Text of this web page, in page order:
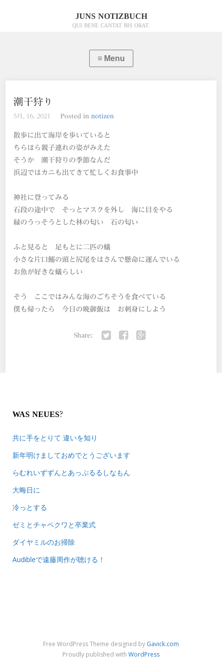
JUNS NOTIZBUCH
QUI BENE CANTAT BIS ORAT.
潮干狩り
5月, 16, 2021 Posted innotizen
散歩に出て海岸を歩いていると
ちらほら親子連れの姿がみえた
そうか 潮干狩りの季節なんだ
浜辺ではカニも出てきて忙しくお食事中
神社に登ってみる
石段の途中で そっとマスクを外し 海に目をやる
緑のうっそうとした林の匂い 石の匂い
ふと見ると 足もとに二匹の蟻
小さな片口鰯の頭と尻尾をはさんで懸命に運んでいる
お魚が好きな蟻らしい
そう ここではみんな海のごちそうを食べている
僕も帰ったら 今日の晩御飯は お刺身にしよう
Share:
WAS NEUES?
共に手をとりて 違いを知り
新年明けましておめでとうございます
らむれいずずんとあっぷるるしなもん
大晦日に
冷っとする
ゼミとチャペクワと卒業式
ダイヤミルのお掃除
Audibleで遠藤周作が聴ける！
Free WordPress Theme designed by Gavick.com
Proudly published with WordPress